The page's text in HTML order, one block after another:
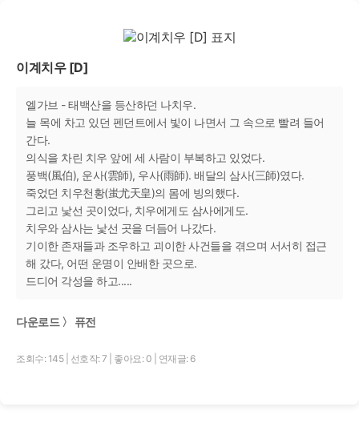
이계치우 [D]
엘가브 - 태백산을 등산하던 나치우.
늘 목에 차고 있던 펜던트에서 빛이 나면서 그 속으로 빨려 들어
간다.
의식을 차린 치우 앞에 세 사람이 부복하고 있었다.
풍백(風伯), 운사(雲師), 우사(雨師). 배달의 삼사(三師)였다.
죽었던 치우천황(蚩尤天皇)의 몸에 빙의했다.
그리고 낯선 곳이었다, 치우에게도 삼사에게도.
치우와 삼사는 낯선 곳을 더듬어 나갔다.
기이한 존재들과 조우하고 괴이한 사건들을 겪으며 서서히 접근
해 갔다, 어떤 운명이 안배한 곳으로.
드디어 각성을 하고.....
다운로드 〉 퓨전
조회수: 145 선호작: 7 좋아요: 0 연재글: 6